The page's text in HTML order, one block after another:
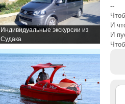
Индивидуальные экскурсии из
Судака
--
И
И